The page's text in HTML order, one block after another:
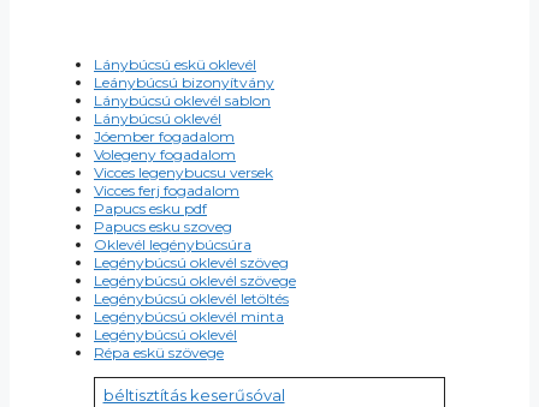
Lánybúcsú eskü oklevél
Leánybúcsú bizonyítvány
Lánybúcsú oklevél sablon
Lánybúcsú oklevél
Jóember fogadalom
Volegeny fogadalom
Vicces legenybucsu versek
Vicces ferj fogadalom
Papucs esku pdf
Papucs esku szoveg
Oklevél legénybúcsúra
Legénybúcsú oklevél szöveg
Legénybúcsú oklevél szövege
Legénybúcsú oklevél letöltés
Legénybúcsú oklevél minta
Legénybúcsú oklevél
Répa eskü szövege
béltisztítás keserűsóval